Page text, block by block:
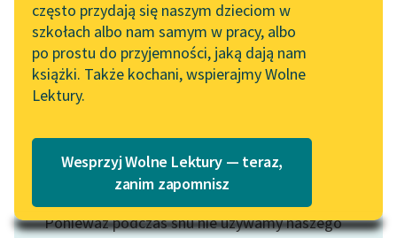
Spotkanie z Katarzyną
Tunkiel w Oslo
102. lata temu zmarł
Joseph Conrad
Lektury szkolne i klasyka
literatury do słuchania dla
uczennic i uczniów z
OAI-PMH
Widget Wolnych Lektur
Przypisy
Katalog w formacie PDF
często przydają się naszym dzieciom w
szkołach albo nam samym w pracy, albo
po prostu do przyjemności, jaką dają nam
książki. Także kochani, wspierajmy Wolne
Lektury.
Wesprzyj Wolne Lektury — teraz,
zanim zapomnisz
Jesień...
Czytaj więcej
Motyw: Sen
Ponieważ podczas snu nie używamy naszego